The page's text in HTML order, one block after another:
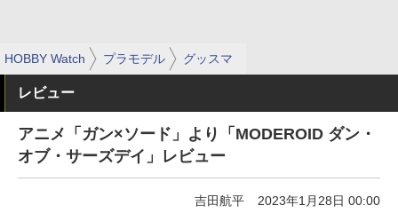
HOBBY Watch プラモデル グッスマ
レビュー
アニメ「ガン×ソード」より「MODEROID ダン・
オブ・サーズデイ」レビュー
吉田航平 2023年1月28日 00:00